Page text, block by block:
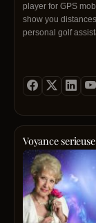
player for GPS
show you
personal golf
Voyance serieuse